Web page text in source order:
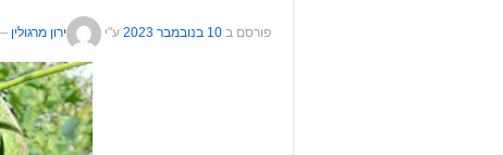
פורסם ב 10 בנובמבר 2023 ע"י ירון מרגולין